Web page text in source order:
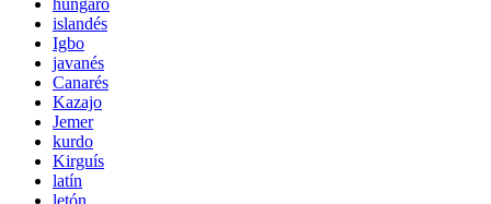
húngaro
islandés
Igbo
javanés
Canarés
Kazajo
Jemer
kurdo
Kirguís
latín